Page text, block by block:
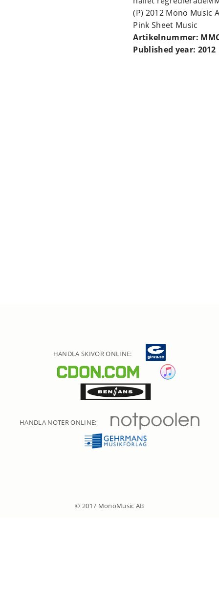
(P) 2012 Mono Music
Pink Sheet Music
Artikelnummer:
Published year: 2012
HANDLA SKIVOR ONLINE:
HANDLA NOTER ONLINE:
© 2017 MonoMusic AB